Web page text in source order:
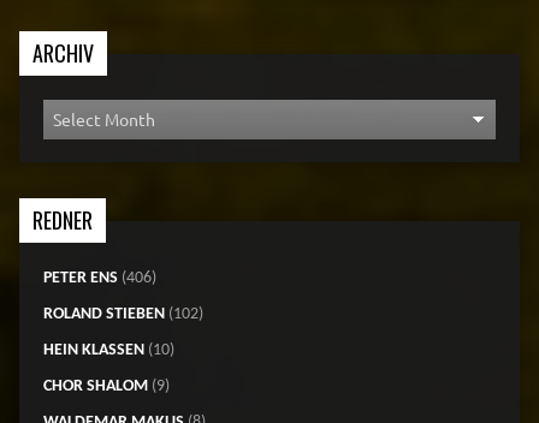
ARCHIV
REDNER
PETER ENS(406)
ROLAND STIEBEN(102)
HEIN KLASSEN(10)
CHOR SHALOM(9)